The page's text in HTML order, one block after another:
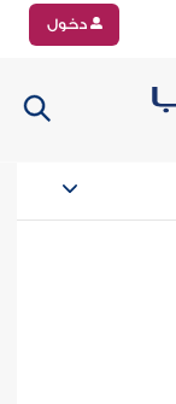
دخول